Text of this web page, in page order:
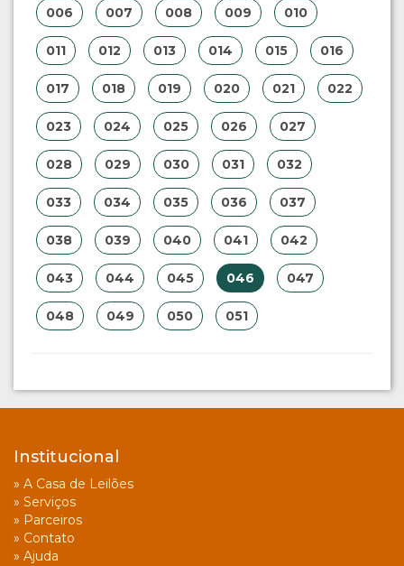
006 007 008 009 010
011 012 013 014 015 016
017 018 019 020 021 022
023 024 025 026 027
028 029 030 031 032
033 034 035 036 037
038 039 040 041 042
043 044 045 046 047
048 049 050 051
Institucional
» A Casa de Leilões
» Serviços
» Parceiros
» Contato
» Ajuda